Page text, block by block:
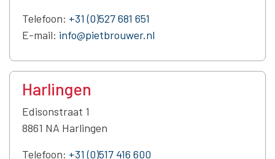
Telefoon: +31 (0)527 681 651
E-mail: info@pietbrouwer.nl
Harlingen
Edisonstraat 1
8861 NA Harlingen
Telefoon: +31 (0)517 416 600